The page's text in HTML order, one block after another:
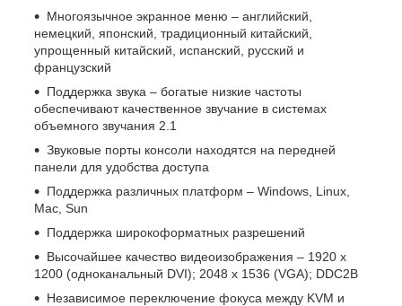
Многоязычное экранное меню – английский,
немецкий, японский, традиционный китайский,
упрощенный китайский, испанский, русский и
французский
Поддержка звука – богатые низкие частоты
обеспечивают качественное звучание в системах
объемного звучания 2.1
Звуковые порты консоли находятся на передней
панели для удобства доступа
Поддержка различных платформ – Windows, Linux,
Mac, Sun
Поддержка широкоформатных разрешений
Высочайшее качество видеоизображения – 1920 x
1200 (одноканальный DVI); 2048 x 1536 (VGA); DDC2B
Независимое переключение фокуса между KVM и